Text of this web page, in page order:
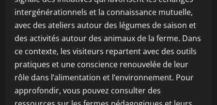
intergénérationnels et la connaissance mutuelle,
avec des ateliers autour des légumes de saison et
des activités autour des animaux de la ferme. Dans
ce contexte, les visiteurs repartent avec des outils
pratiques et une conscience renouvelée de leur
rôle dans l’alimentation et l’environnement. Pour
approfondir, vous pouvez consulter des